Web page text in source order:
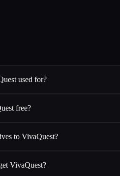
used for?
free?
to VivaQuest?
VivaQuest?